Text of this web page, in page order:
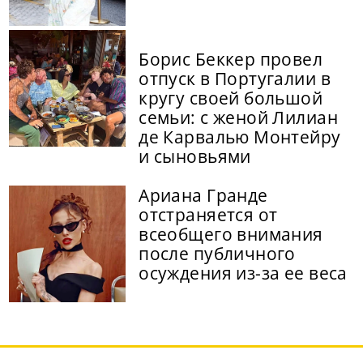
Борис Беккер провел
отпуск в Португалии в
кругу своей большой
семьи: с женой Лилиан
де Карвалью Монтейру
и сыновьями
Ариана Гранде
отстраняется от
всеобщего внимания
после публичного
осуждения из-за ее веса